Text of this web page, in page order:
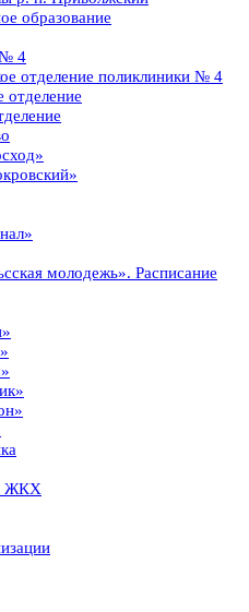
образование
№ 4
отделение поликлиники № 4
отделение
молодежь». Расписание
ЖКХ